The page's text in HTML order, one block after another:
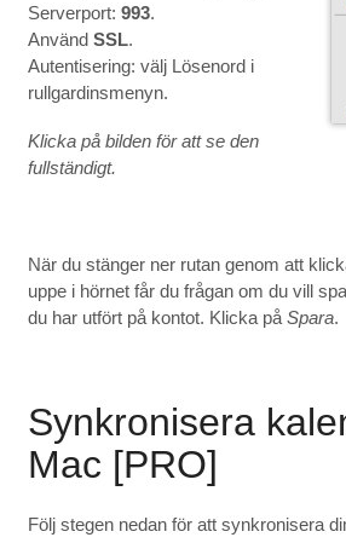
Serverport: 993.
Använd SSL.
Autentisering: välj Lösenord i
rullgardinsmenyn.
Klicka på bilden för att se den
fullständigt.
När du stänger ner rutan genom att
uppe i hörnet får du frågan om du vill
du har utfört på kontot. Klicka på Spara.
Synkronisera
Mac [PRO]
Följ stegen nedan för att synkronisera